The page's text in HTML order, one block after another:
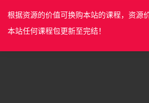
根据资源的价值可换购本站的课程，资源
本站任何课程包更新至完结！